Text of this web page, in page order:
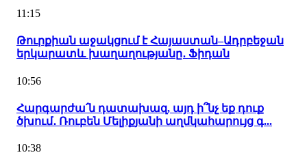
11:15
Թուրքիան աջակցում է Հայաստան–Ադրբեջան
երկարատև խաղաղությանը․ Ֆիդան
10:56
Հարգարժա՛ն դատախազ, այդ ի՞նչ եք դուք
ծխում․ Ռուբեն Մելիքյանի աղմկահարույց գ...
10:38